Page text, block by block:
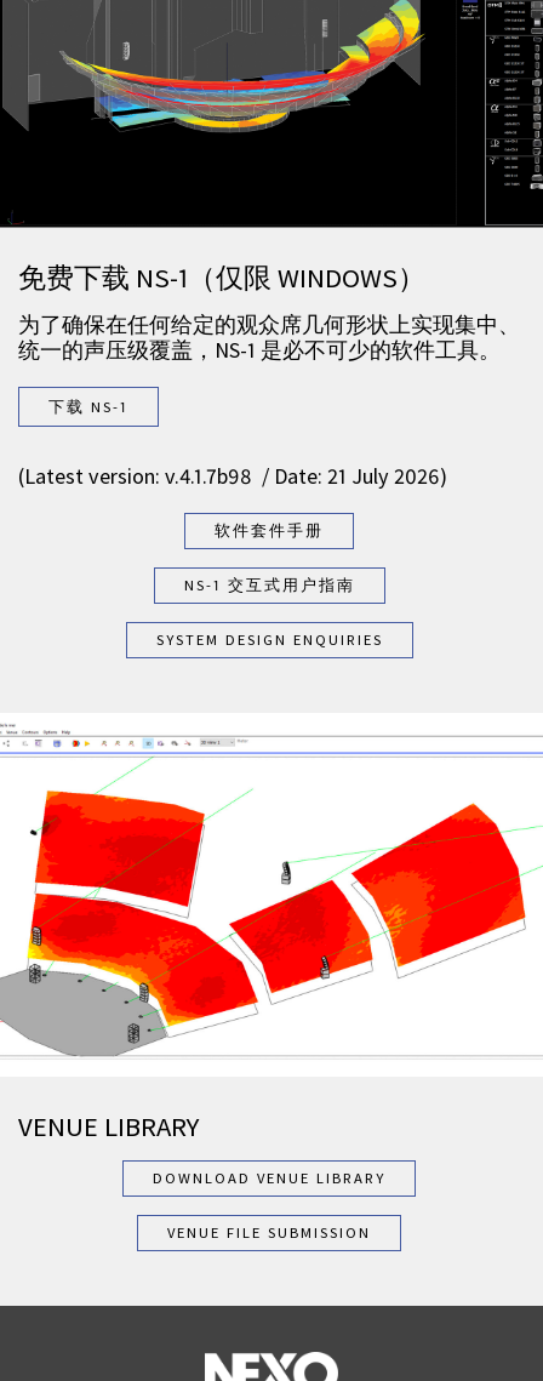
免费下载 NS-1（仅限 WINDOWS）
为了确保在任何给定的观众席几何形状上实现集中、
统一的声压级覆盖，NS-1 是必不可少的软件工具。
下载 NS-1
(Latest version: v.4.1.7b98 / Date: 21 July 2026)
软件套件手册
NS-1 交互式用户指南
SYSTEM DESIGN ENQUIRIES
VENUE LIBRARY
DOWNLOAD VENUE LIBRARY
VENUE FILE SUBMISSION